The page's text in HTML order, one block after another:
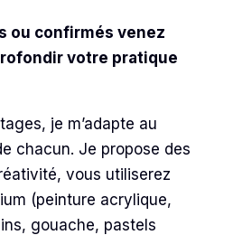
ou confirmés venez
votre pratique
je m’adapte au
chacun. Je propose des
vous utiliserez
(peinture acrylique,
gouache, pastels